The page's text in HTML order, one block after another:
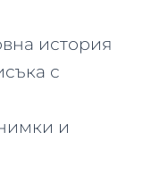
история
с
и